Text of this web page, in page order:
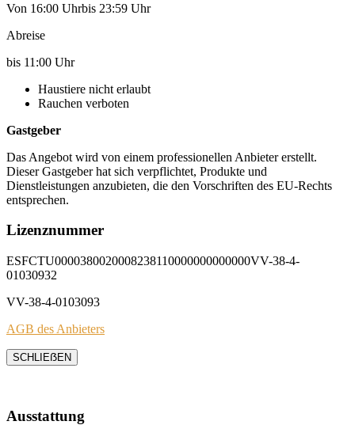
Von 16:00 Uhrbis 23:59 Uhr
Abreise
bis 11:00 Uhr
Haustiere nicht erlaubt
Rauchen verboten
Gastgeber
Das Angebot wird von einem professionellen Anbieter erstellt.
Dieser Gastgeber hat sich verpflichtet, Produkte und
Dienstleistungen anzubieten, die den Vorschriften des EU-Rechts
entsprechen.
Lizenznummer
ESFCTU0000380020008238110000000000000VV-38-4-
01030932
VV-38-4-0103093
AGB des Anbieters
SCHLIEẞEN
Ausstattung